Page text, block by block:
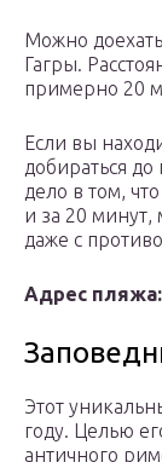
Можно
Гагры.
примерно 20
Если вы
добираться
дело в том,
и за 20 минут,
даже с
Адрес пляжа:
Этот
году. Целью
античного